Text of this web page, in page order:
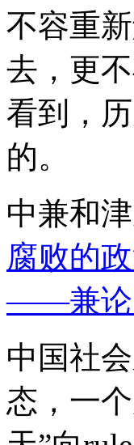
不容重
去，更
看到，
的。
中兼和
腐败的
——兼论
中国社
态，一